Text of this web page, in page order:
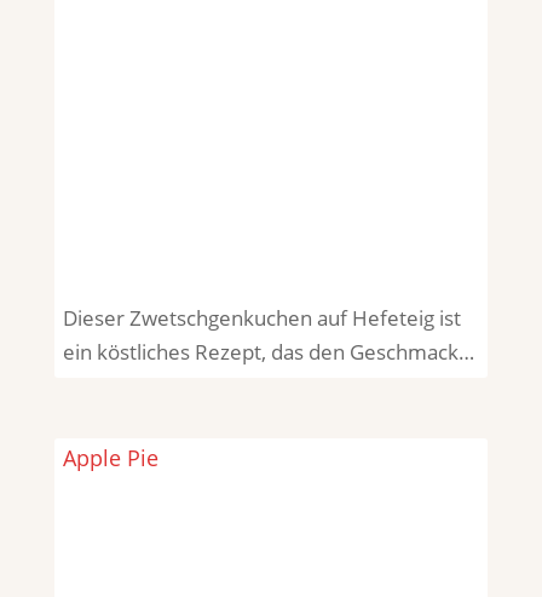
Dieser Zwetschgenkuchen auf Hefeteig ist
ein köstliches Rezept, das den Geschmack…
Apple Pie